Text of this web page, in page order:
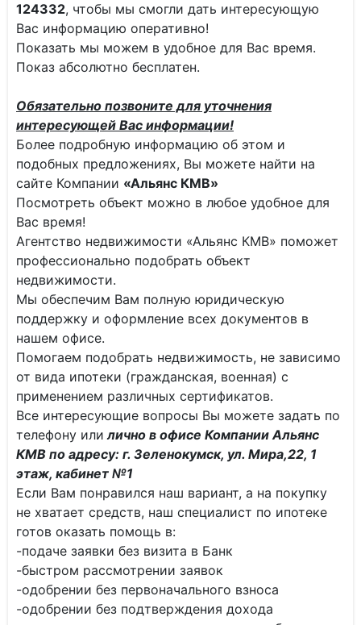
124332, чтобы мы смогли дать интересующую
Вас информацию оперативно!
Показать мы можем в удобное для Вас время.
Показ абсолютно бесплатен.
Обязательно позвоните для уточнения
интересующей Вас информации!
Более подробную информацию об этом и
подобных предложениях, Вы можете найти на
сайте Компании «Альянс КМВ»
Посмотреть объект можно в любое удобное для
Вас время!
Агентство недвижимости «Альянс КМВ» поможет
профессионально подобрать объект
недвижимости.
Мы обеспечим Вам полную юридическую
поддержку и оформление всех документов в
нашем офисе.
Помогаем подобрать недвижимость, не зависимо
от вида ипотеки (гражданская, военная) с
применением различных сертификатов.
Все интересующие вопросы Вы можете задать по
телефону или лично в офисе Компании Альянс
КМВ по адресу: г. Зеленокумск, ул. Мира,22, 1
этаж, кабинет №1
Если Вам понравился наш вариант, а на покупку
не хватает средств, наш специалист по ипотеке
готов оказать помощь в:
-подаче заявки без визита в Банк
-быстром рассмотрении заявок
-одобрении без первоначального взноса
-одобрении без подтверждения дохода